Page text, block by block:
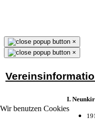
Wir benutzen Cookies
×
×
I.